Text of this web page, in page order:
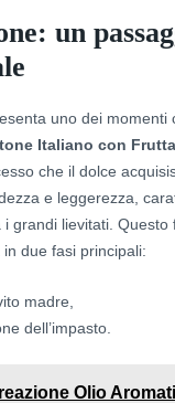
un
uno dei momenti
Italiano con
che il dolce
e leggerezza,
grandi lievitati. Questo
due fasi principali:
madre,
dell’impasto.
Olio